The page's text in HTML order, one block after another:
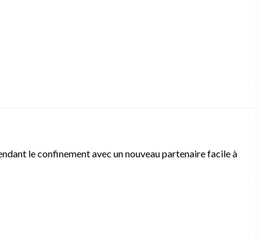
le confinement avec un nouveau partenaire facile à